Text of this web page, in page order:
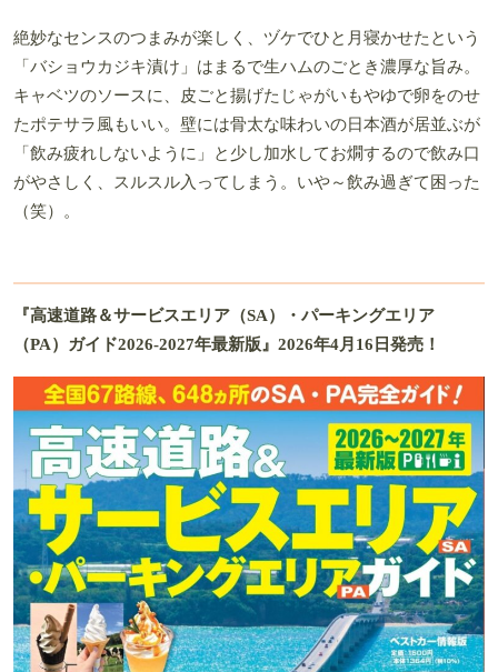
絶妙なセンスのつまみが楽しく、ヅケでひと月寝かせたという
「バショウカジキ漬け」はまるで生ハムのごとき濃厚な旨み。
キャベツのソースに、皮ごと揚げたじゃがいもやゆで卵をのせ
たポテサラ風もいい。壁には骨太な味わいの日本酒が居並ぶが
「飲み疲れしないように」と少し加水してお燗するので飲み口
がやさしく、スルスル入ってしまう。いや～飲み過ぎて困った
（笑）。
『高速道路＆サービスエリア（SA）・パーキングエリア
（PA）ガイド2026-2027年最新版』2026年4月16日発売！